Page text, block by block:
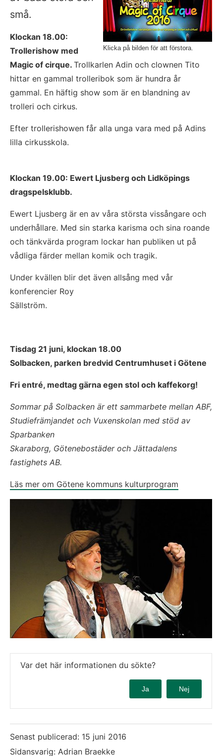
Klicka på bilden för att förstora.
små.
Klockan 18.00:
Trollerishow med
Magic of cirque. Trollkarlen Adin och clownen Tito
hittar en gammal trolleribok som är hundra år
gammal. En häftig show som är en blandning av
trolleri och cirkus.
Efter trollerishowen får alla unga vara med på Adins
lilla cirkusskola.
dragspelsklubb.
Ewert Ljusberg är en av våra största vissångare och
underhållare. Med sin starka karisma och sina roande
och tänkvärda program lockar han publiken ut på
vådliga färder mellan komik och tragik.
Under kvällen blir det även allsång med vår
konferencier Roy
Sällström.
Tisdag 21 juni, klockan 18.00
Solbacken, parken bredvid Centrumhuset i Götene
Fri entré, medtag gärna egen stol och kaffekorg!
Sommar på Solbacken är ett sammarbete mellan ABF,
Studiefrämjandet och Vuxenskolan med stöd av
Sparbanken
Skaraborg, Götenebostäder och Jättadalens
fastighets AB.
Läs mer om Götene kommuns kulturprogram
Var det här informationen du sökte?
Ja Nej
Senast publicerad: 15 juni 2016
Sidansvarig: Adrian Braekke